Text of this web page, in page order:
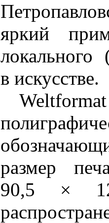
яркий
в искусстве.
размер
90,5 ×